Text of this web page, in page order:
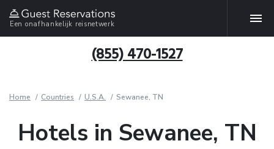
Een onafhankelijk reisnetwerk
(855) 470-1527
Home Countries U.S.A. Sewanee, TN
Hotels in Sewanee, TN